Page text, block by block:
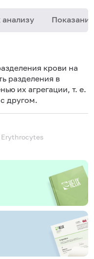
анализу
крови на
разделения в
их агрегации, т. е.
другом.
Erythrocytes